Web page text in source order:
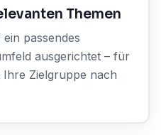
Themen
passendes
ausgerichtet – für
Zielgruppe nach